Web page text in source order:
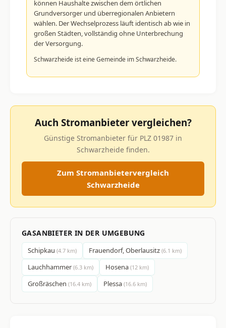
können Haushalte zwischen dem örtlichen
Grundversorger und überregionalen Anbietern
wählen. Der Wechselprozess läuft identisch ab wie in
großen Städten, vollständig ohne Unterbrechung
der Versorgung.
Schwarzheide ist eine Gemeinde im Schwarzheide.
Auch Stromanbieter vergleichen?
Günstige Stromanbieter für PLZ 01987 in
Schwarzheide finden.
Zum Stromanbietervergleich
Schwarzheide
GASANBIETER IN DER UMGEBUNG
Schipkau (4.7 km) Frauendorf, Oberlausitz (6.1 km)
Lauchhammer (6.3 km) Hosena (12 km)
Großräschen (16.4 km) Plessa (16.6 km)